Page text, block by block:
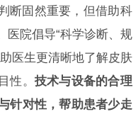
断固然重要，但借助科
医院倡导“科学诊断、规
医生更清晰地了解皮肤
性。 技术与设备的合理
针对性，帮助患者少走